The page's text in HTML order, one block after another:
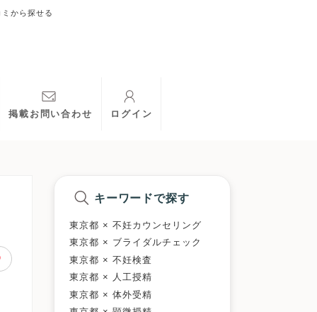
から探せる
掲載お問い合わせ ログイン
キーワードで探す
東京都 × 不妊カウンセリング
東京都 × ブライダルチェック
東京都 × 不妊検査
東京都 × 人工授精
東京都 × 体外受精